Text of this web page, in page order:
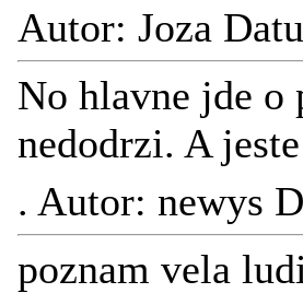
Autor: Joza
No hlavne jde o
nedodrzi. A
. Autor: newys
poznam vela